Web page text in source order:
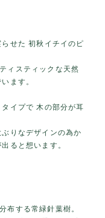
せた 初秋イチイのピ
ィスティックな天然
ます。
イプで 木の部分が耳
りなデザインの為か
ると想います。
布する常緑針葉樹。